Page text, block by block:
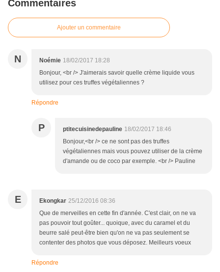
Commentaires
Ajouter un commentaire
N Noémie 18/02/2017 18:28
Bonjour, <br /> J'aimerais savoir quelle crème liquide vous
utilisez pour ces truffes végétaliennes ?
Répondre
P ptitecuisinedepauline 18/02/2017 18:46
Bonjour,<br /> ce ne sont pas des truffes
végétaliennes mais vous pouvez utiliser de la crème
d'amande ou de coco par exemple. <br /> Pauline
E Ekongkar 25/12/2016 08:36
Que de merveilles en cette fin d'année. C'est clair, on ne va
pas pouvoir tout goûter... quoique, avec du caramel et du
beurre salé peut-être bien qu'on ne va pas seulement se
contenter des photos que vous déposez. Meilleurs voeux
Répondre